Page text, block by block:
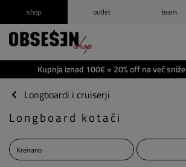
Kupnja iznad 100€ = 20% off na već
shop outlet team
Prijava /Registrirajte se
Popis želja(0)
Košarica(0)
Longboardi i cruiserji
Longboard kotači